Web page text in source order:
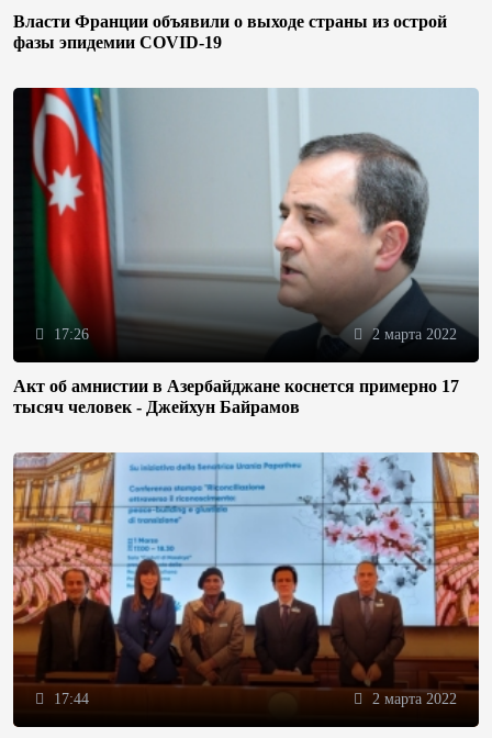
Власти Франции объявили о выходе страны из острой
фазы эпидемии COVID-19
17:26 2 марта 2022
Акт об амнистии в Азербайджане коснется примерно 17
тысяч человек - Джейхун Байрамов
17:44 2 марта 2022